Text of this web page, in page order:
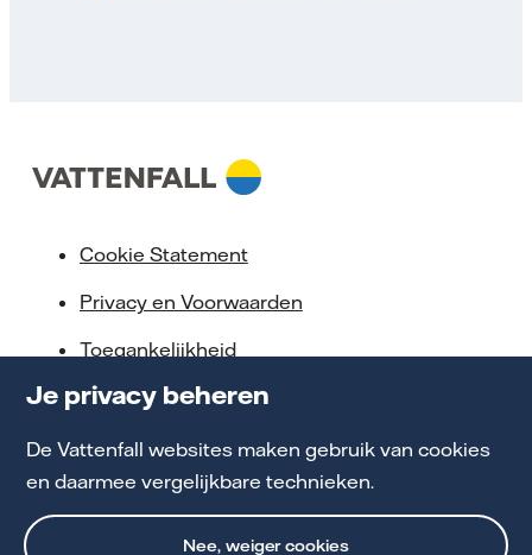
Je privacy beheren
De Vattenfall websites maken gebruik van cookies
en daarmee vergelijkbare technieken.
Nee, weiger cookies
Cookie Statement
Privacy en Voorwaarden
Toegankelijkheid
Partnerships
Energiekennis
Werken bij Vattenfall